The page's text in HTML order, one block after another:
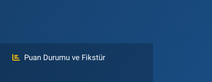
Puan Durumu ve Fikstür